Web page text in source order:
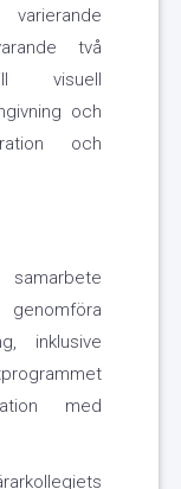
två
visuell
och
och
genomföra
inklusive
med